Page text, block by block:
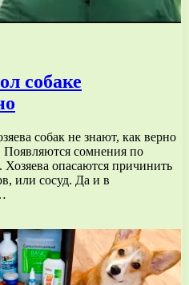
собаке
собак не знают, как верно
Появляются сомнения по
опасаются причинить
или сосуд. Да и в